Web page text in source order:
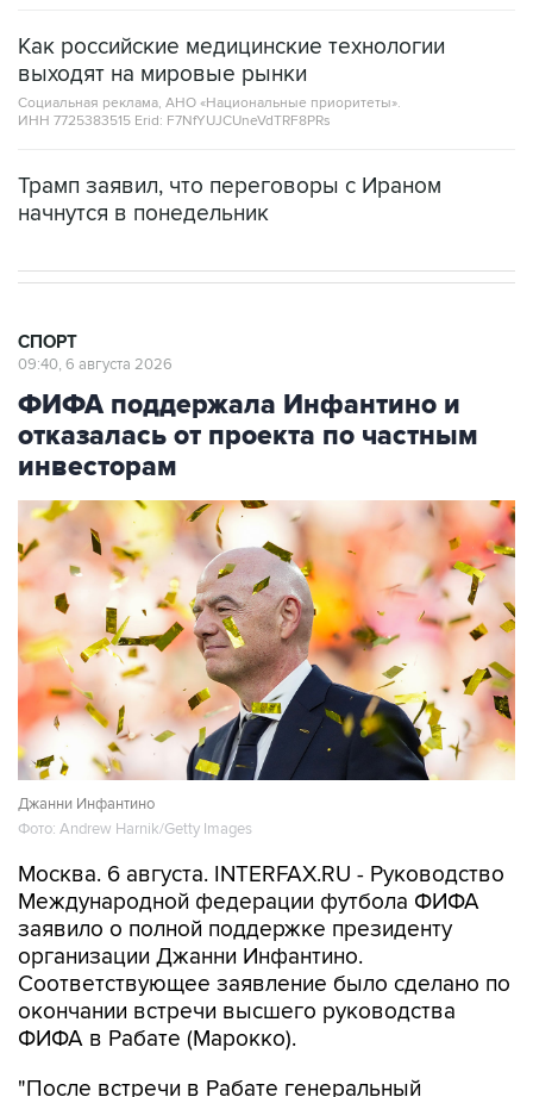
Как российские медицинские технологии
выходят на мировые рынки
Социальная реклама, АНО «Национальные приоритеты».
ИНН 7725383515 Erid: F7NfYUJCUneVdTRF8PRs
Трамп заявил, что переговоры с Ираном
начнутся в понедельник
СПОРТ
09:40, 6 августа 2026
ФИФА поддержала Инфантино и
отказалась от проекта по частным
инвесторам
Джанни Инфантино
Фото: Andrew Harnik/Getty Images
Москва. 6 августа. INTERFAX.RU - Руководство
Международной федерации футбола ФИФА
заявило о полной поддержке президенту
организации Джанни Инфантино.
Соответствующее заявление было сделано по
окончании встречи высшего руководства
ФИФА в Рабате (Марокко).
"После встречи в Рабате генеральный